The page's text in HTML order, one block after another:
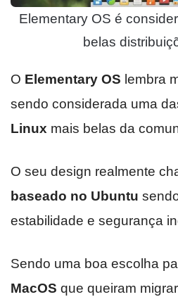
Elementary OS é
belas
O Elementary OS lembra
sendo considerada uma
Linux mais belas da
O seu design realmente
baseado no Ubuntu
estabilidade e segurança
Sendo uma boa escolha
MacOS que queiram